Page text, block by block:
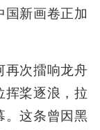
国新画卷正加
再次擂响龙舟
挥桨逐浪，拉
。这条曾因黑